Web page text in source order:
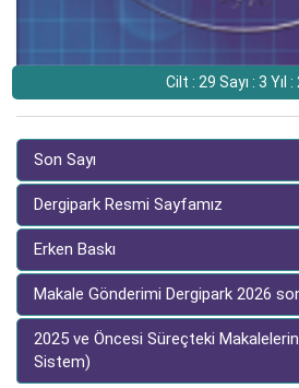
Cilt : 29 Sayı : 3 Yıl
Son Sayı
Dergipark Resmi Sayfamız
Erken Baskı
Makale Gönderimi Dergipark 2026
2025 ve Öncesi Süreçteki
Sistem)